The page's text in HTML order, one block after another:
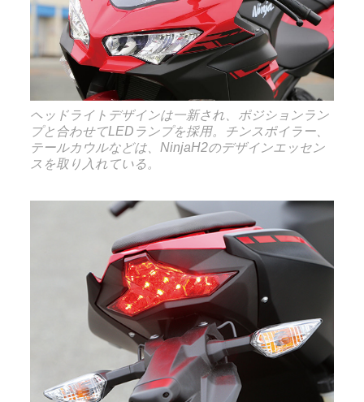
ヘッドライトデザインは一新され、ポジションラン
プと合わせてLEDランプを採用。チンスポイラー、
テールカウルなどは、NinjaH2のデザインエッセン
スを取り入れている。